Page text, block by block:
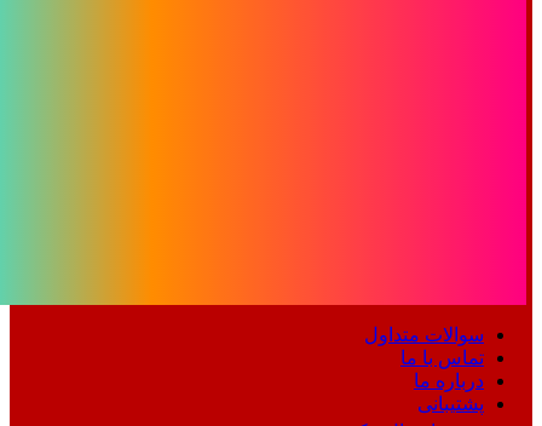
سوالات متداول
تماس با ما
درباره ما
پشتیبانی